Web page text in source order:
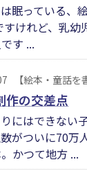
は眠っている、
けれど、乳幼
す ...
【絵本・童話を
作の交差点
にはできない
がついに70万
かつて地方 ...